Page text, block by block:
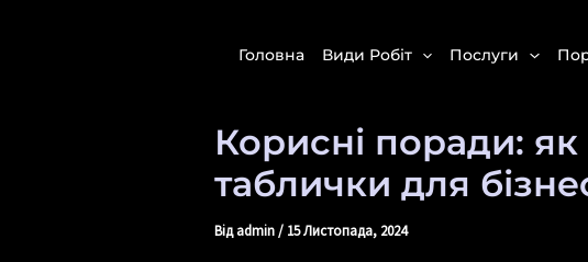
Головна Види Робіт Послуги
Корисні поради:
таблички для
Відadmin/ 15 Листопада, 2024